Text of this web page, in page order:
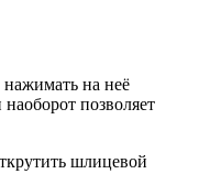
на неё
позволяет
шлицевой